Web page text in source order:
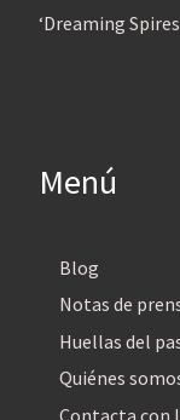
‘Dreaming
Menú
Blog
Notas de
Huellas del
Quiénes
Contacta con